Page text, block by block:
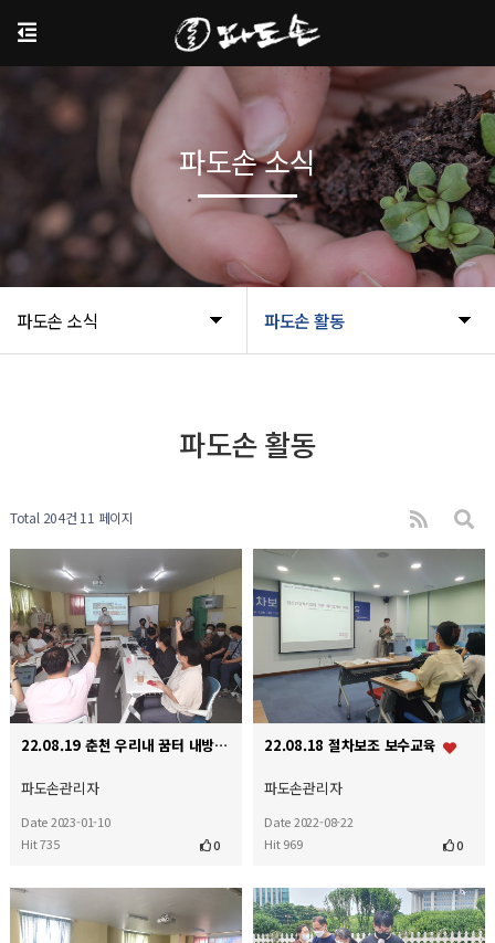
파도손 소식 파도손 활동
파도손 소식
파도손 활동
Total 204건 11 페이지
22.08.19 춘천 우리내 꿈터 내방
파도손관리자
Date 2023-01-10
Hit 735
0
22.08.18 절차보조 보수교육
파도손관리자
Date 2022-08-22
Hit 969
0